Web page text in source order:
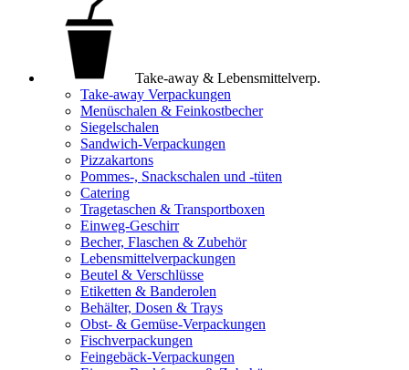
Take-away & Lebensmittelverp.
Take-away Verpackungen
Menüschalen & Feinkostbecher
Siegelschalen
Sandwich-Verpackungen
Pizzakartons
Pommes-, Snackschalen und -tüten
Catering
Tragetaschen & Transportboxen
Einweg-Geschirr
Becher, Flaschen & Zubehör
Lebensmittelverpackungen
Beutel & Verschlüsse
Etiketten & Banderolen
Behälter, Dosen & Trays
Obst- & Gemüse-Verpackungen
Fischverpackungen
Feingebäck-Verpackungen